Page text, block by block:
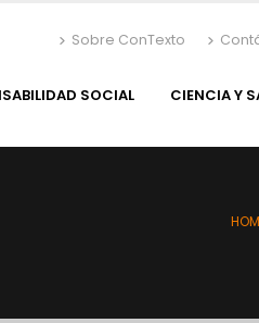
Sobre ConTexto
SOCIAL CIENCIA Y